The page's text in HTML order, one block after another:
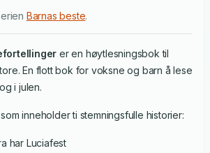
Barnas beste.
er en høytlesningsbok til
En flott bok for voksne og barn å lese
i julen.
inneholder ti stemningsfulle historier:
har Luciafest